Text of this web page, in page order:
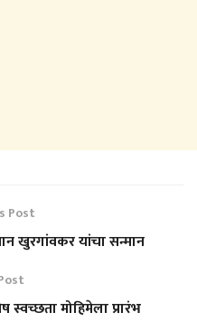
Post
खुरगांवकर यांचा सन्मान
मोहिमेला प्रारंभ